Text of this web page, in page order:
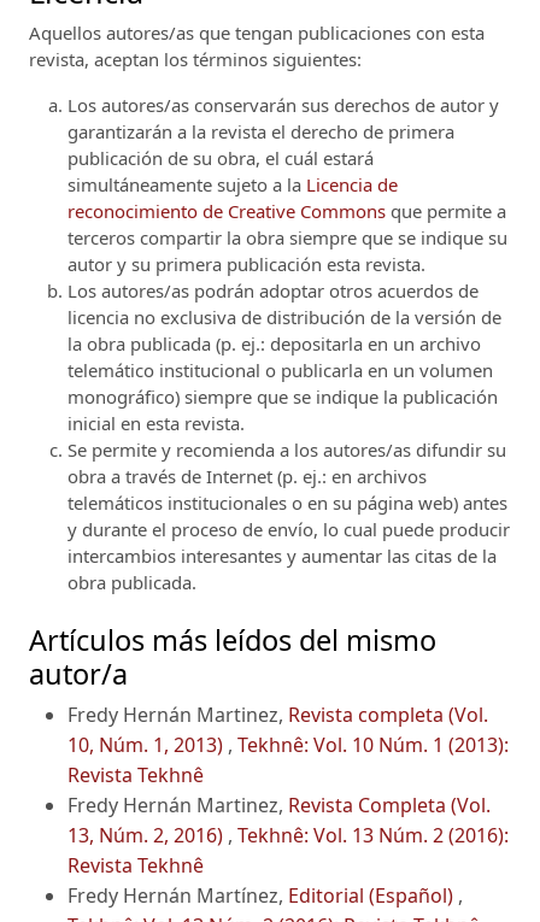
Aquellos autores/as que tengan publicaciones con esta
revista, aceptan los términos siguientes:
Los autores/as conservarán sus derechos de autor y
garantizarán a la revista el derecho de primera
publicación de su obra, el cuál estará
simultáneamente sujeto a la Licencia de
reconocimiento de Creative Commons que permite a
terceros compartir la obra siempre que se indique su
autor y su primera publicación esta revista.
Los autores/as podrán adoptar otros acuerdos de
licencia no exclusiva de distribución de la versión de
la obra publicada (p. ej.: depositarla en un archivo
telemático institucional o publicarla en un volumen
monográfico) siempre que se indique la publicación
inicial en esta revista.
Se permite y recomienda a los autores/as difundir su
obra a través de Internet (p. ej.: en archivos
telemáticos institucionales o en su página web) antes
y durante el proceso de envío, lo cual puede producir
intercambios interesantes y aumentar las citas de la
obra publicada.
Artículos más leídos del mismo
autor/a
Fredy Hernán Martinez, Revista completa (Vol.
10, Núm. 1, 2013) , Tekhnê: Vol. 10 Núm. 1 (2013):
Revista Tekhnê
Fredy Hernán Martinez, Revista Completa (Vol.
13, Núm. 2, 2016) , Tekhnê: Vol. 13 Núm. 2 (2016):
Revista Tekhnê
Fredy Hernán Martínez, Editorial (Español) ,